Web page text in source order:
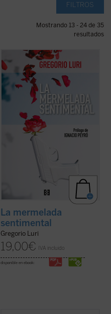
FILTROS
Mostrando 13 - 24 de 35
resultados
Gregorio Luri, siempre sensato y lúcido,
enhebra sus artículos con un fino hilo
común: ese emotivismo que nos impulsa a
creer que las cosas son más verdaderas
cuando más las sentimos o que más vale
una emoción (especialmente en el caso de
La mermelada
sentimental
Gregorio Luri
19,00€ IVA incluido
disponible en ebook: